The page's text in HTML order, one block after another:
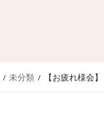
未分類 【お疲れ様会】